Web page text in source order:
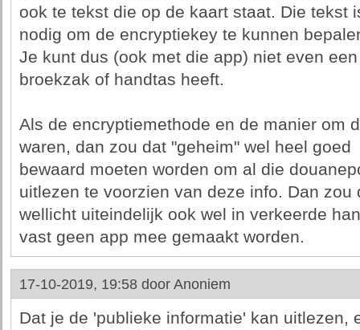
ook te tekst die op de kaart staat. Die tekst
nodig om de encryptiekey te kunnen
Je kunt dus (ook met die app) niet even
broekzak of handtas heeft.
Als de encryptiemethode en de manier om
waren, dan zou dat "geheim" wel heel goed
bewaard moeten worden om al die
uitlezen te voorzien van deze info. Dan zou
wellicht uiteindelijk ook wel in verkeerde
vast geen app mee gemaakt worden.
17-10-2019, 19:58 door Anoniem
Dat je de 'publieke informatie' kan uitlezen,